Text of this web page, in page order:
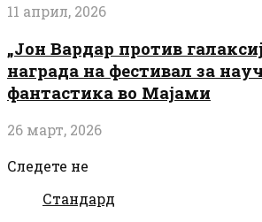
11 април, 2026
„Јон Вардар против
награда на фестивал за
фантастика во Мајами
26 март, 2026
Следете не
Стандард